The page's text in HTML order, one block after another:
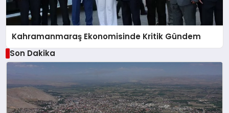
Kahramanmaraş Ekonomisinde Kritik Gündem
Son Dakika